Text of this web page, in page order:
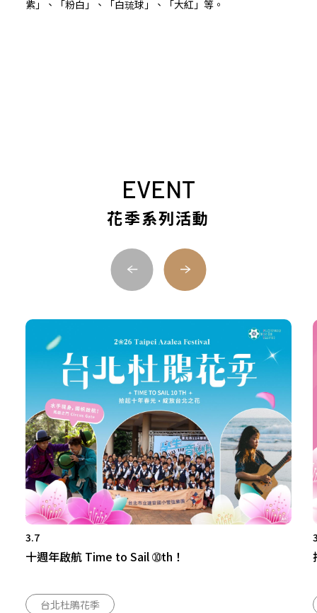
紫」、「粉白」、「白琉球」、「大紅」等。
EVENT
花季系列活動
3.7
十週年啟航 Time to Sail ➉th！
台北杜鵑花季